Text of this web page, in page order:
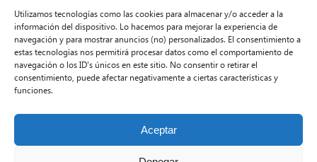
Utilizamos tecnologías como las cookies para almacenar y/o acceder a la
información del dispositivo. Lo hacemos para mejorar la experiencia de
navegación y para mostrar anuncios (no) personalizados. El consentimiento a
estas tecnologías nos permitirá procesar datos como el comportamiento de
navegación o los ID's únicos en este sitio. No consentir o retirar el
consentimiento, puede afectar negativamente a ciertas características y
funciones.
Aceptar
Aviso Legal
Términos y condiciones
Política de privacidad
Contacto
Desarrollo Web por Kiwop